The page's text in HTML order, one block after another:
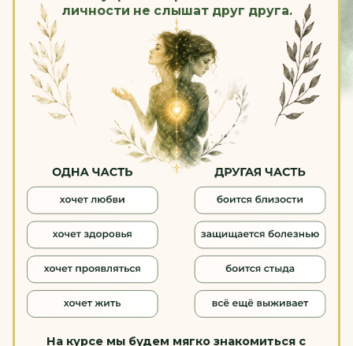
На курсе мы будем мягко знакомиться с
этими частями, возвращать контакт с собой и
собирать внутреннюю целостность через
архетипы, образы и язык бессознательного.
ЗА 4 НЕДЕЛИ
ВЫ ПРОЙДЁТЕ ПУТЬ ОТ ВНУТРЕННЕЙ
РАЗДРОБЛЕННОСТИ К ЦЕЛОСТНОСТИ
ИНТЕНСИВ «АРХЕТИПЫ»
ДЛЯ ТЕХ, КТО ХОЧЕТ